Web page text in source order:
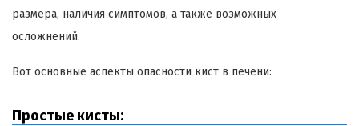
размера, наличия симптомов, а также возможных
осложнений.
Вот основные аспекты опасности кист в печени:
Простые кисты: